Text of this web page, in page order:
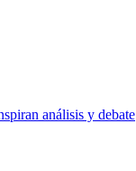
análisis y debate